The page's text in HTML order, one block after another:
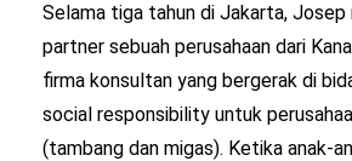
Selama tiga tahun di Jakarta, Josep
partner sebuah perusahaan dari
firma konsultan yang bergerak di
social responsibility untuk
(tambang dan migas). Ketika anak-